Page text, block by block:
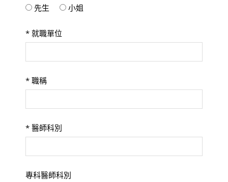
先生
小姐
* 就職單位
* 職稱
* 醫師科別
專科醫師科別